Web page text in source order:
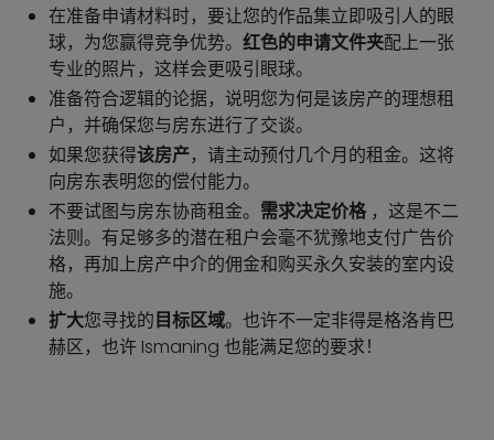
在准备申请材料时，要让您的作品集立即吸引人的眼
球，为您赢得竞争优势。 红色的申请文件夹配上一张
专业的照片，这样会更吸引眼球。
准备符合逻辑的论据，说明您为何是该房产的理想租
户，并确保您与房东进行了交谈。
如果您获得该房产，请主动预付几个月的租金。这将
向房东表明您的偿付能力。
不要试图与房东协商租金。 需求决定价格 ，这是不二
法则。有足够多的潜在租户会毫不犹豫地支付广告价
格，再加上房产中介的佣金和购买永久安装的室内设
施。
扩大您寻找的目标区域。也许不一定非得是格洛肯巴
赫区，也许 Ismaning 也能满足您的要求！